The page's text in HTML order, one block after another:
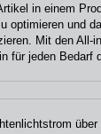
in einem
optimieren und
Mit den All-
für jeden Bedarf